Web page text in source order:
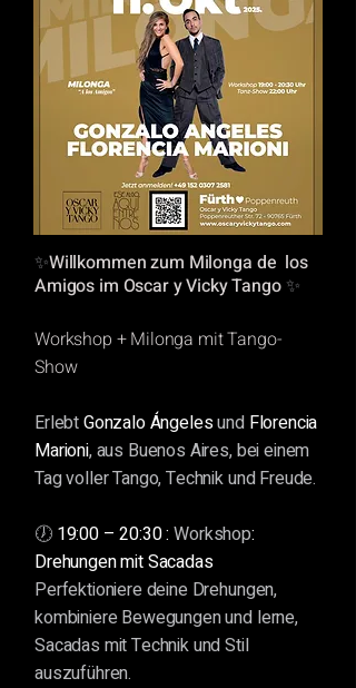
✨Willkommen zum Milonga de los
Amigos im Oscary Vicky Tango✨
Workshop + Milonga mit Tango-
Show
ErlebtGonzalo Ángelesund Florencia
Marioni, aus Buenos Aires, bei einem
Tag voller Tango, Technik und Freude.
🕖 19:00 – 20:30 :Workshop:
Drehungen mit Sacadas
Perfektioniere deine Drehungen,
kombiniere Bewegungen und lerne,
Sacadas mit Technik und Stil
auszuführen.